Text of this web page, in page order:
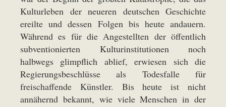
Kulturleben der neueren deutschen Geschichte
ereilte und dessen Folgen bis heute andauern.
Während es für die Angestellten der öffentlich
subventionierten Kulturinstitutionen noch
halbwegs glimpflich ablief, erwiesen sich die
Regierungsbeschlüsse als Todesfalle für
freischaffende Künstler. Bis heute ist nicht
annähernd bekannt, wie viele Menschen in der